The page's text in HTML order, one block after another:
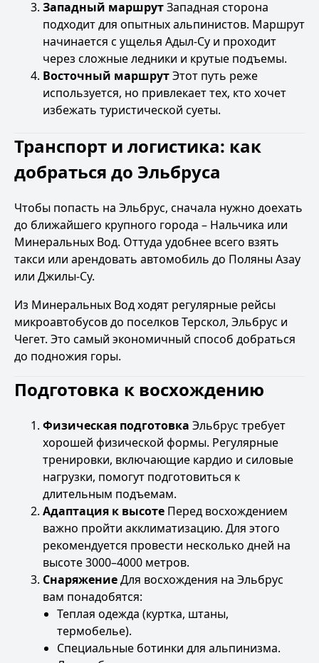
Западный маршрутЗападная сторона
подходит для опытных альпинистов. Маршрут
начинается с ущелья Адыл-Су и проходит
через сложные ледники и крутые подъемы.
Восточный маршрутЭтот путь реже
используется, но привлекает тех, кто хочет
избежать туристической суеты.
Транспорт и логистика: как
добраться до Эльбруса
Чтобы попасть на Эльбрус, сначала нужно доехать
до ближайшего крупного города – Нальчика или
Минеральных Вод. Оттуда удобнее всего взять
такси или арендовать автомобиль до Поляны Азау
или Джилы-Су.
Из Минеральных Вод ходят регулярные рейсы
микроавтобусов до поселков Терскол, Эльбрус и
Чегет. Это самый экономичный способ добраться
до подножия горы.
Подготовка к восхождению
Физическая подготовка Эльбрус требует
хорошей физической формы. Регулярные
тренировки, включающие кардио и силовые
нагрузки, помогут подготовиться к
длительным подъемам.
Адаптация к высоте Перед восхождением
важно пройти акклиматизацию. Для этого
рекомендуется провести несколько дней на
высоте 3000–4000 метров.
СнаряжениеДля восхождения на Эльбрус
вам понадобятся:
Теплая одежда (куртка, штаны,
термобелье).
Специальные ботинки для альпинизма.